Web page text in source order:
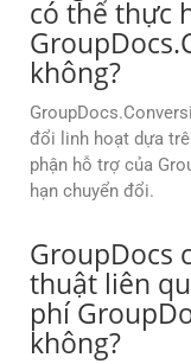
có thể thực
không?
đổi linh hoạt dựa
phận hỗ trợ của
hạn chuyển đổi.
GroupDocs
thuật liên
phí
không?